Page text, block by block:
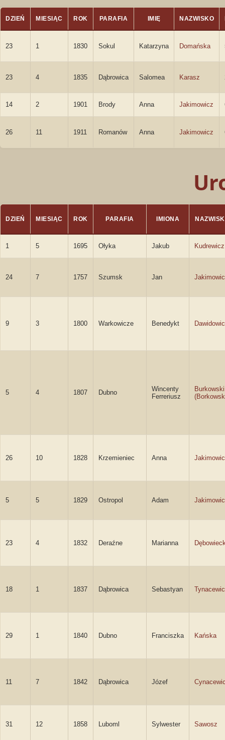
DZIEŃ MIESIĄC ROK PARAFIA IMIĘ NAZWISKO
23 1 1830 Sokul Katarzyna Domańska
23 4 1835 Dąbrowica Salomea Karasz
14 2 1901 Brody Anna Jakimowicz
26 11 1911 Romanów Anna Jakimowicz
DZIEŃ MIESIĄC ROK PARAFIA IMIONA
1 5 1695 Ołyka Jakub Kudrewicz
24 7 1757 Szumsk Jan
9 3 1800 Warkowicze Benedykt
5 4 1807 Dubno
Wincenty
Ferreriusz
Burkowski
26 10 1828 Krzemieniec Anna
5 5 1829 Ostropol Adam
23 4 1832 Deraźne Marianna
18 1 1837 Dąbrowica Sebastyan
29 1 1840 Dubno Franciszka Kańska
11 7 1842 Dąbrowica Józef
31 12 1858 Luboml Sylwester Sawosz